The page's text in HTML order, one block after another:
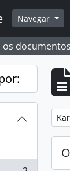
Navegar